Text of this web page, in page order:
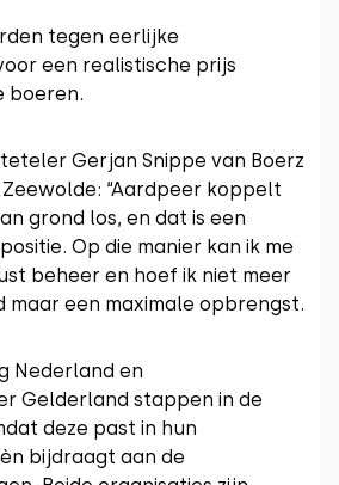
tegen eerlijke
een realistische prijs
boeren.
Gerjan Snippe van Boerz
Zeewolde: “Aardpeer koppelt
grond los, en dat is een
Op die manier kan ik me
beheer en hoef ik niet meer
maar een maximale opbrengst.
Nederland en
Gelderland stappen in de
deze past in hun
bijdraagt aan de